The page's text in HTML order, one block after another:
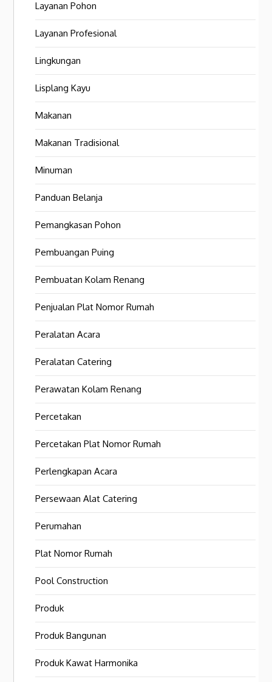
Layanan Pohon
Layanan Profesional
Lingkungan
Lisplang Kayu
Makanan
Makanan Tradisional
Minuman
Panduan Belanja
Pemangkasan Pohon
Pembuangan Puing
Pembuatan Kolam Renang
Penjualan Plat Nomor Rumah
Peralatan Acara
Peralatan Catering
Perawatan Kolam Renang
Percetakan
Percetakan Plat Nomor Rumah
Perlengkapan Acara
Persewaan Alat Catering
Perumahan
Plat Nomor Rumah
Pool Construction
Produk
Produk Bangunan
Produk Kawat Harmonika